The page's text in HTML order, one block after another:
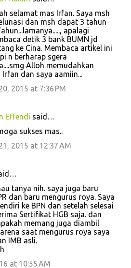
selamat mas Irfan. Saya msh
dan msh dapat 3 tahun
apalagi
detik 3 bank BUMN jd
ke Cina. Membaca artikel ini
n berharap sgera
Alloh memudahkan
Irfan dan saya aamiin...
2015 at 7:36 PM
Effendi said…
sukses mas..
2015 at 12:37 AM
tanya nih. saya juga baru
dan baru mengurus roya. Saya
ke BPN dan setelah selesai
Sertifikat HGB saja. dan
memang juga diambil
saat mengurus roya saya
IMB asli.
at 10:55 AM